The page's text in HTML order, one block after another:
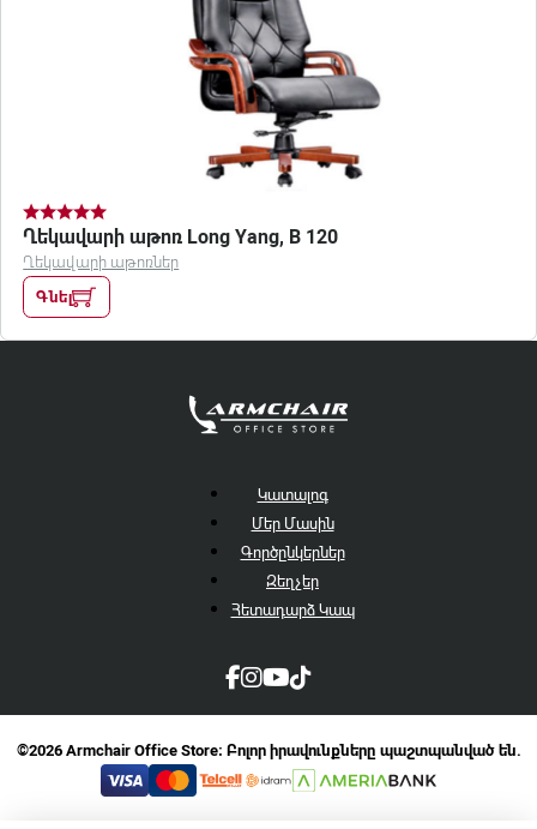
Ղեկավարի աթոռ Long Yang, B 120
Ղեկավարի աթոռներ
Գնել
Կատալոգ
Մեր Մասին
Գործընկերներ
Զեղչեր
Հետադարձ Կապ
©2026 Armchair Office Store։ Բոլոր իրավունքները պաշտպանված են.